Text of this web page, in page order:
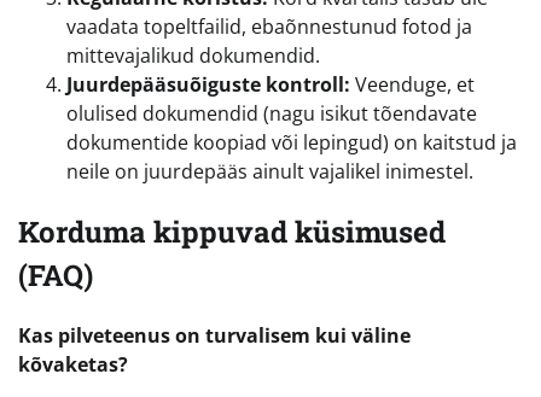
vaadata topeltfailid, ebaõnnestunud fotod ja
mittevajalikud dokumendid.
Juurdepääsuõiguste kontroll: Veenduge, et
olulised dokumendid (nagu isikut tõendavate
dokumentide koopiad või lepingud) on kaitstud ja
neile on juurdepääs ainult vajalikel inimestel.
Korduma kippuvad küsimused
(FAQ)
Kas pilveteenus on turvalisem kui väline
kõvaketas?